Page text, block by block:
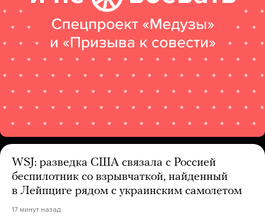
WSJ: разведка США связала с Россией
беспилотник со взрывчаткой, найденный
в Лейпциге рядом с украинским самолетом
17 минут назад